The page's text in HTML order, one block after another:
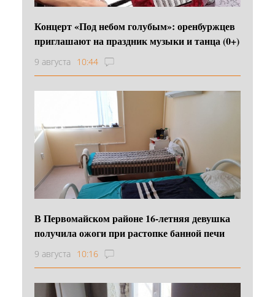
Концерт «Под небом голубым»: оренбуржцев
приглашают на праздник музыки и танца (0+)
9 августа 10:44
В Первомайском районе 16‑летняя девушка
получила ожоги при растопке банной печи
9 августа 10:16